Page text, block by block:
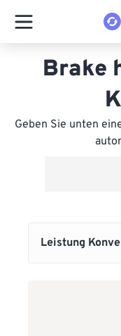
Brake
Geben Sie unten